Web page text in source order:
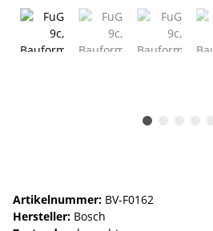
Artikelnummer: BV-F0162
Hersteller: Bosch